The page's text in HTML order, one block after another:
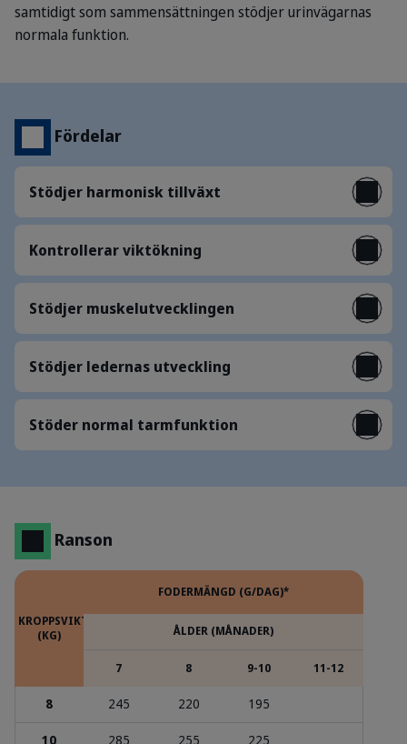
samtidigt som sammensättningen stödjer urinvägarnas
normala funktion.
Fördelar
Stödjer harmonisk tillväxt
Kontrollerar viktökning
Stödjer muskelutvecklingen
Stödjer ledernas utveckling
Stöder normal tarmfunktion
Ranson
KROPPSVIKT
(KG)
FODERMÄNGD (G/DAG)*
ÅLDER (MÅNADER)
7 8 9-10 11-12
8 245 220 195
10 285 255 225